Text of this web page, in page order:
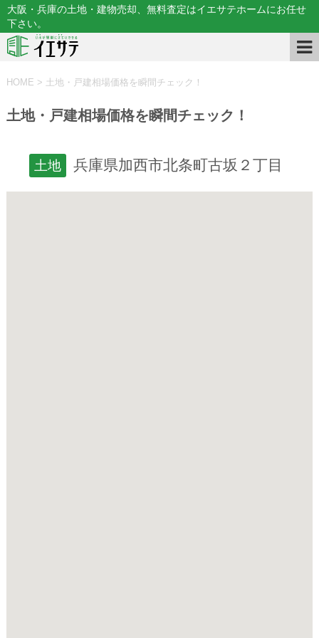
大阪・兵庫の土地・建物売却、無料査定はイエサテホームにお任せ
下さい。
HOME > 土地・戸建相場価格を瞬間チェック！
土地・戸建相場価格を瞬間チェック！
土地 兵庫県加西市北条町古坂２丁目